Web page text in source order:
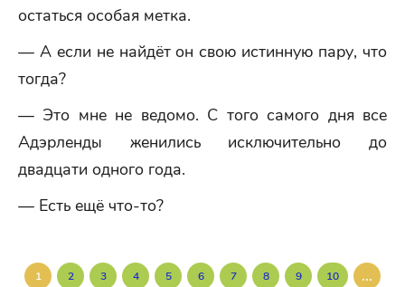
остаться особая метка.
— А если не найдёт он свою истинную пару, что
тогда?
— Это мне не ведомо. С того самого дня все
Адэрленды женились исключительно до
двадцати одного года.
— Есть ещё что-то?
1 2 3 4 5 6 7 8 9 10 ...